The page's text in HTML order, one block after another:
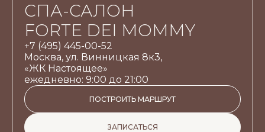
СПА-САЛОН
FORTE DEI MOMMY
+7 (495) 445-00-52
Москва, ул. Винницкая 8к3,
«ЖК Настоящее»
ежедневно: 9:00 до 21:00
ПОСТРОИТЬ МАРШРУТ
ЗАПИСАТЬСЯ